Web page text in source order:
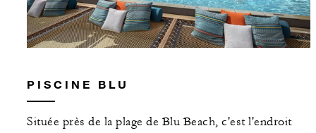
PISCINE BLU
Située près de la plage de Blu Beach, c'est l'endroit